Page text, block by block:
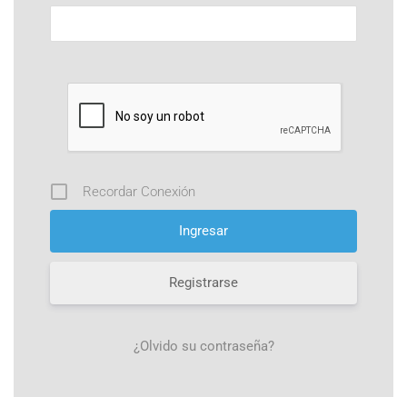
Recordar Conexión
Registrarse
¿Olvido su contraseña?